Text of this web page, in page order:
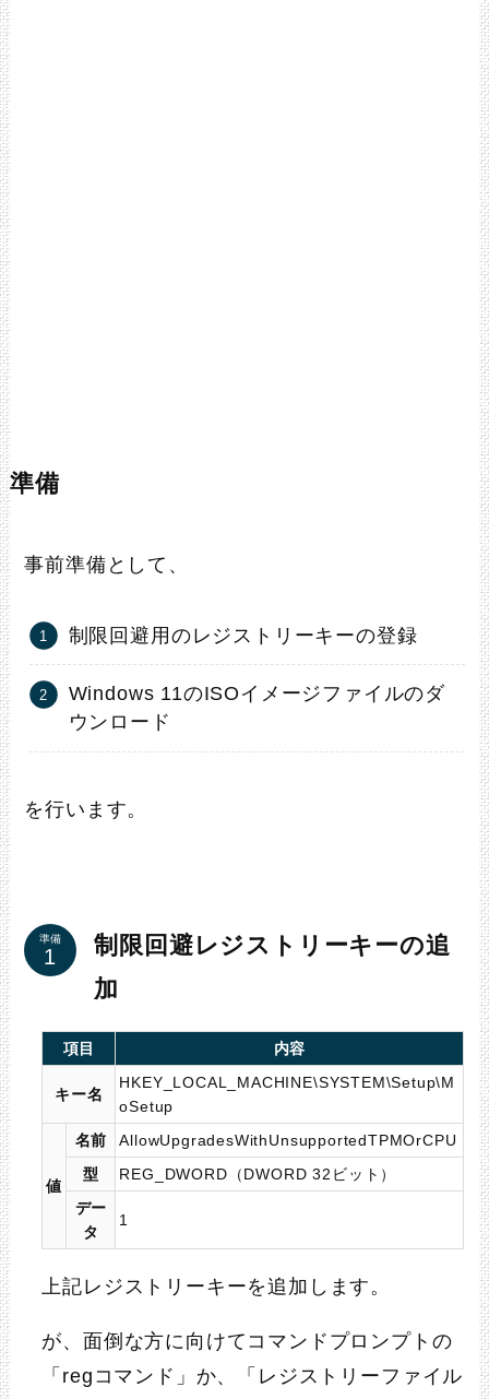
準備
事前準備として、
制限回避用のレジストリーキーの登録
Windows 11のISOイメージファイルのダ
ウンロード
を行います。
準備
制限回避レジストリーキーの追
加
項目 内容
キー名
HKEY_LOCAL_MACHINE\SYSTEM\Setup\M
oSetup
値
名前
AllowUpgradesWithUnsupportedTPMOrCPU
型
REG_DWORD（DWORD 32ビット）
デー
タ
1
上記レジストリーキーを追加します。
が、面倒な方に向けてコマンドプロンプトの
「regコマンド」か、「レジストリーファイル